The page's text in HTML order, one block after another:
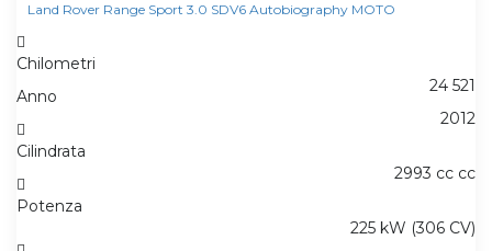
Land Rover Range Sport 3.0 SDV6 Autobiography MOTO
Chilometri
24 521
Anno
2012
Cilindrata
2993 cc cc
Potenza
225 kW (306 CV)